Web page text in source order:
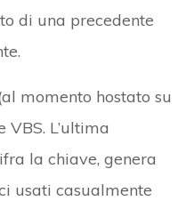
di una precedente
momento hostato su
L’ultima
la chiave, genera
usati casualmente